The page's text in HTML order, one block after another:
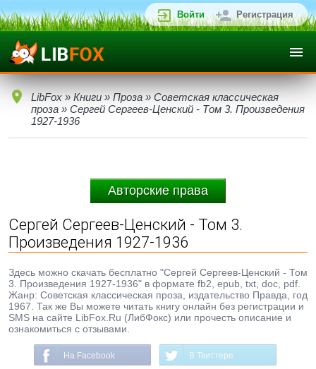
Войти Регистрация
LibFox » Книги » Проза » Советская классическая
проза » Сергей Сергеев-Ценский - Том 3. Произведения
1927-1936
Авторские права
Сергей Сергеев-Ценский - Том 3.
Произведения 1927-1936
Здесь можно скачать бесплатно "Сергей Сергеев-Ценский - Том
3. Произведения 1927-1936" в формате fb2, epub, txt, doc, pdf.
Жанр: Советская классическая проза, издательство Правда, год
1967. Так же Вы можете читать книгу онлайн без регистрации и
SMS на сайте LibFox.Ru (ЛибФокс) или прочесть описание и
ознакомиться с отзывами.
На Facebook В Твиттере